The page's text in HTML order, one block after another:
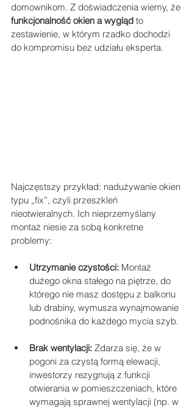
domownikom. Z doświadczenia wiemy, że
funkcjonalność okien a wygląd to
zestawienie, w którym rzadko dochodzi
do kompromisu bez udziału eksperta.
Najczęstszy przykład: nadużywanie okien
typu „fix”, czyli przeszkleń
nieotwieralnych. Ich nieprzemyślany
montaż niesie za sobą konkretne
problemy:
Utrzymanie czystości: Montaż
dużego okna stałego na piętrze, do
którego nie masz dostępu z balkonu
lub drabiny, wymusza wynajmowanie
podnośnika do każdego mycia szyb.
Brak wentylacji: Zdarza się, że w
pogoni za czystą formą elewacji,
inwestorzy rezygnują z funkcji
otwierania w pomieszczeniach, które
wymagają sprawnej wentylacji (np. w